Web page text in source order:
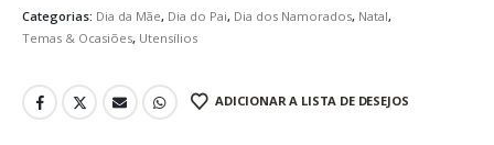
Categorias: Dia da Mãe, Dia do Pai, Dia dos Namorados, Natal,
Temas & Ocasiões, Utensílios
ADICIONAR A LISTA DE DESEJOS